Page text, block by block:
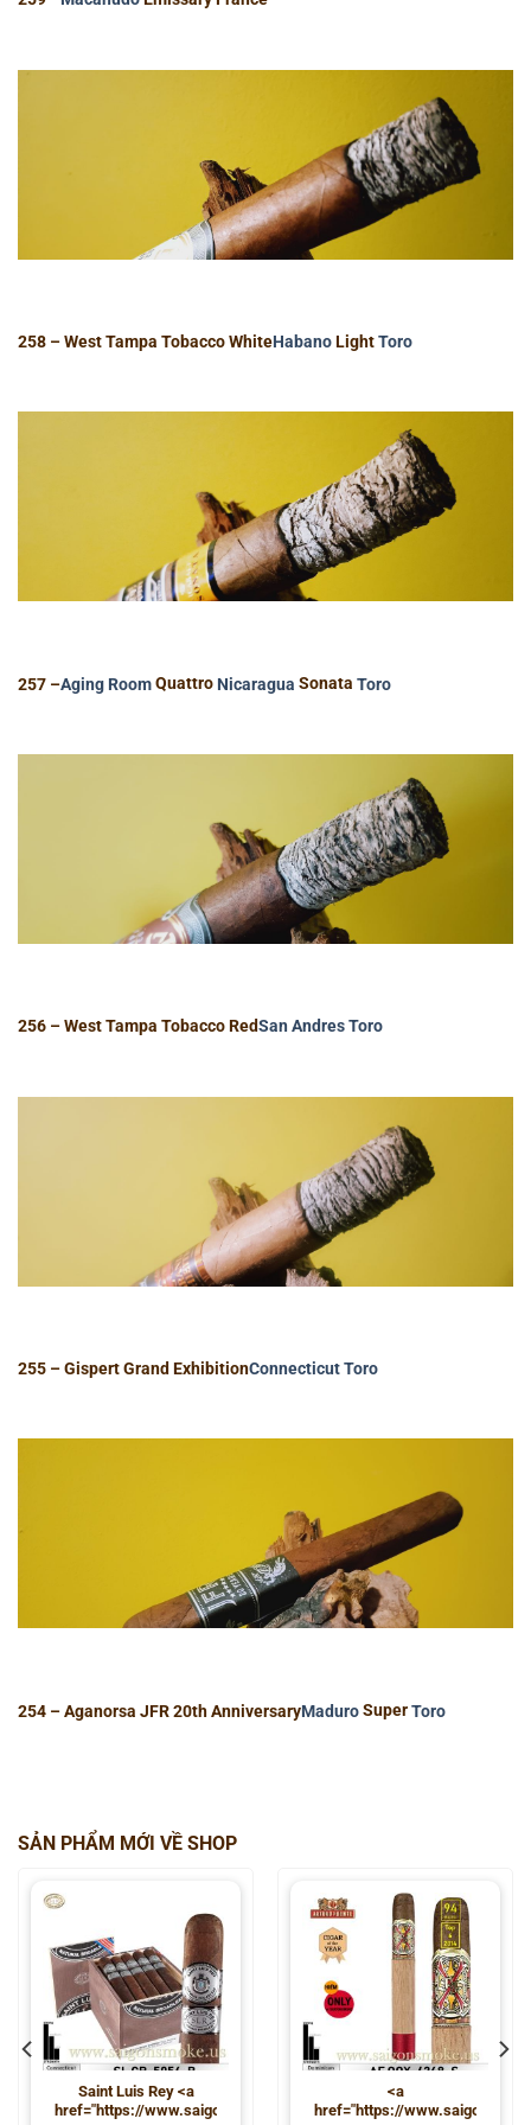
258 – West Tampa Tobacco WhiteHabanoLightToro
257 –Aging RoomQuattro Nicaragua Sonata Toro
256 – West Tampa Tobacco RedSan AndresToro
255 – Gispert Grand ExhibitionConnecticutToro
254 – Aganorsa JFR 20th AnniversaryMaduroSuperToro
SẢN PHẨM MỚI VỀ SHOP
Saint Luis Rey <a
href="https://www.saigonsmoke.us/tu-
<a
href="https://
tu-